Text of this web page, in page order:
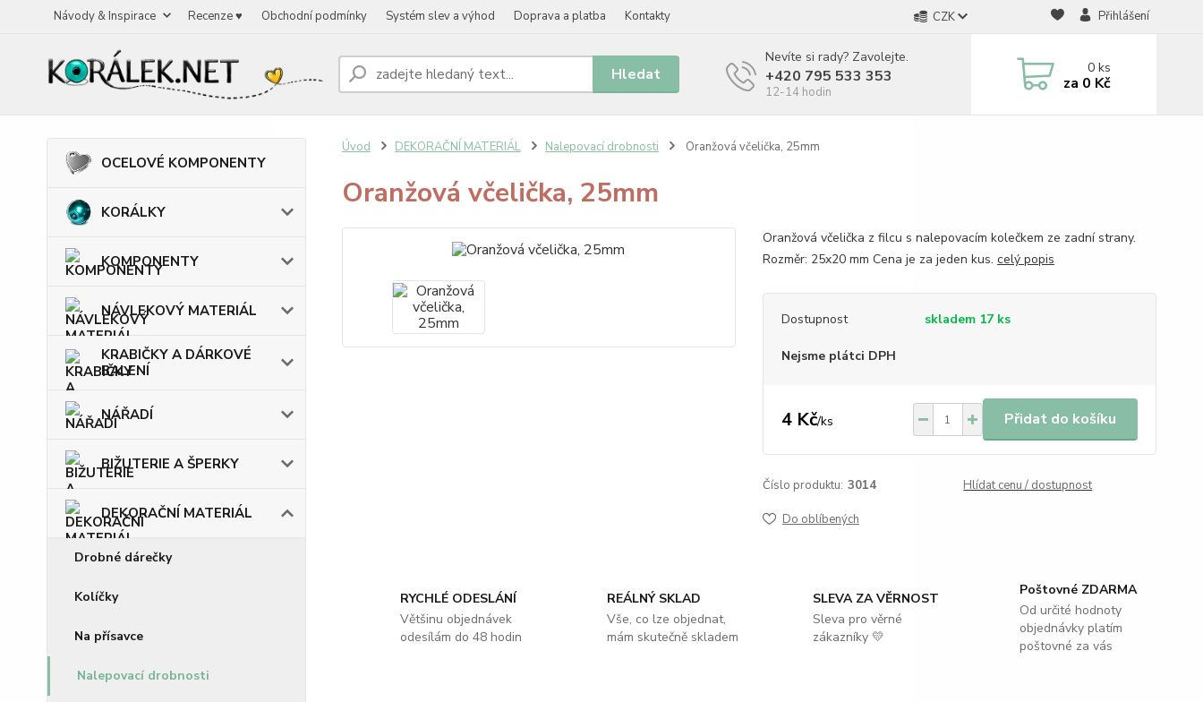
Návody & Inspirace Recenze ♥ Obchodní podmínky Systém slev a výhod Doprava a platba Kontakty CZK Přihlášení
Hledat
Nevíte si rady? Zavolejte.
+420 795 533 353
12-14 hodin
0ks
za 0 Kč
OCELOVÉ KOMPONENTY
KORÁLKY
KOMPONENTY
NÁVLEKOVÝ MATERIÁL
KRABIČKY A DÁRKOVÉ
BALENÍ
NÁŘADÍ
BIŽUTERIE A ŠPERKY
DEKORAČNÍ MATERIÁL
Drobné dárečky
Kolíčky
Na přísavce
Nalepovací drobnosti
Úvod DEKORAČNÍ MATERIÁL Nalepovací drobnosti Oranžová včelička, 25mm
Oranžová včelička, 25mm
Oranžová včelička z filcu s nalepovacím kolečkem ze zadní strany.
Rozměr: 25x20 mm Cena je za jeden kus. celý popis
Dostupnost skladem 17 ks
Nejsme plátci DPH
4 Kč/ks Přidat do košíku
Číslo produktu: 3014 Hlídat cenu / dostupnost
Do oblíbených
RYCHLÉ ODESLÁNÍ
Většinu objednávek
odesílám do 48 hodin
REÁLNÝ SKLAD
Vše, co lze objednat,
mám skutečně skladem
SLEVA ZA VĚRNOST
Sleva pro věrné
zákazníky 💛
Poštovné ZDARMA
Od určité hodnoty
objednávky platím
poštovné za vás